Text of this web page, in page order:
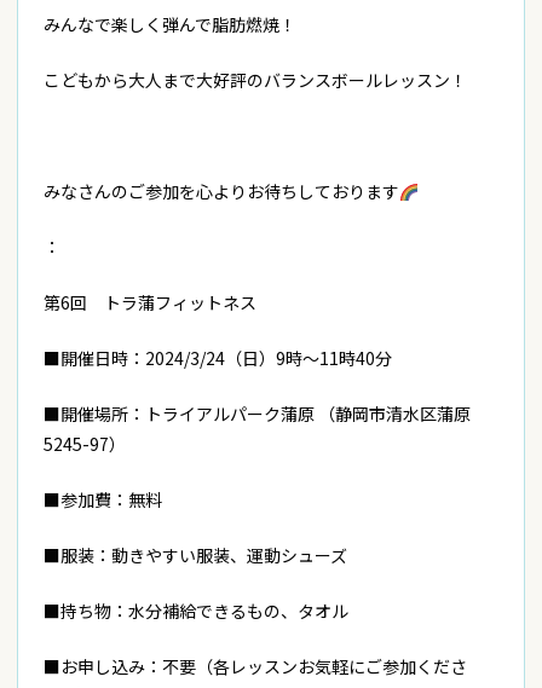
みんなで楽しく弾んで脂肪燃焼！
こどもから大人まで大好評のバランスボールレッスン！
みなさんのご参加を心よりお待ちしております
：
第6回 トラ蒲フィットネス
■開催日時：2024/3/24（日）9時～11時40分
■開催場所：トライアルパーク蒲原 （静岡市清水区蒲原
5245-97）
■参加費：無料
■服装：動きやすい服装、運動シューズ
■持ち物：水分補給できるもの、タオル
■お申し込み：不要（各レッスンお気軽にご参加くださ